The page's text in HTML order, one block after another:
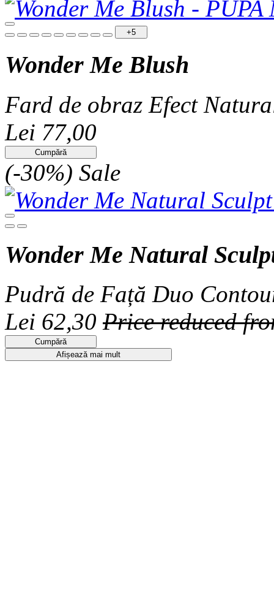
+5
Wonder Me Blush
Fard de obraz Efect
Lei 77,00
Cumpără
(-30%) Sale
Wonder Me Natural
Pudră de Față Duo
Lei 62,30 Price reduced
Cumpără
Afișează mai mult